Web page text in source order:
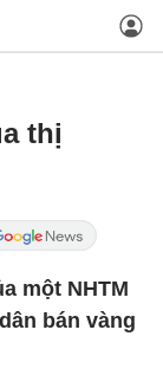
thị
một NHTM
bán vàng